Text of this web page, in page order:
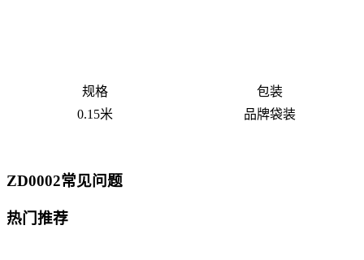
规格
包装
0.15米
品牌袋装
ZD0002常见问题
热门推荐